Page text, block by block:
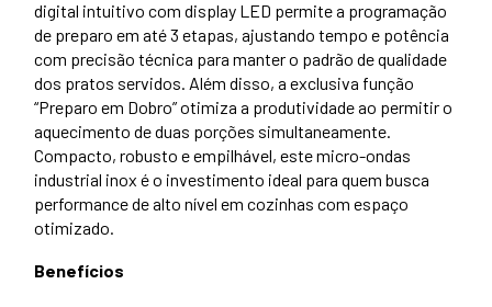
digital intuitivo com display LED permite a programação
de preparo em até 3 etapas, ajustando tempo e potência
com precisão técnica para manter o padrão de qualidade
dos pratos servidos. Além disso, a exclusiva função
“Preparo em Dobro” otimiza a produtividade ao permitir o
aquecimento de duas porções simultaneamente.
Compacto, robusto e empilhável, este micro-ondas
industrial inox é o investimento ideal para quem busca
performance de alto nível em cozinhas com espaço
otimizado.
Benefícios